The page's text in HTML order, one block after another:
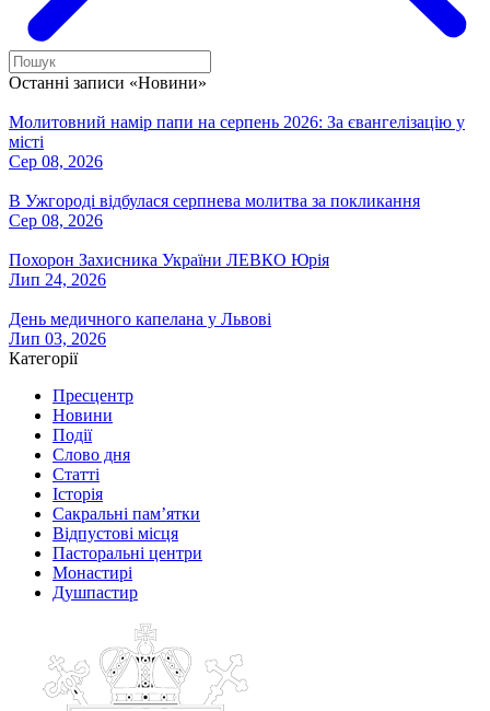
Останні записи «Новини»
Молитовний намір папи на серпень 2026: За євангелізацію у
місті
Сер 08, 2026
В Ужгороді відбулася серпнева молитва за покликання
Сер 08, 2026
Похорон Захисника України ЛЕВКО Юрія
Лип 24, 2026
День медичного капелана у Львові
Лип 03, 2026
Категорії
Пресцентр
Новини
Події
Слово дня
Статті
Історія
Сакральні пам’ятки
Відпустові місця
Пасторальні центри
Монастирі
Душпастир